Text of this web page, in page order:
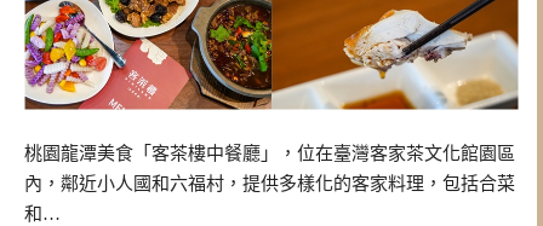
桃園龍潭美食「客茶樓中餐廳」，位在臺灣客家茶文化館園區
內，鄰近小人國和六福村，提供多樣化的客家料理，包括合菜
和…